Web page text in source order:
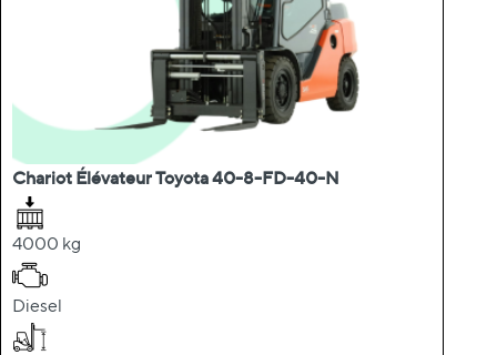
Chariot Élévateur Toyota 40-8-FD-40-N
4000 kg
Diesel